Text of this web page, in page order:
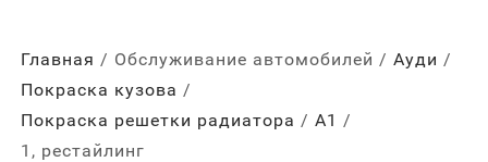
Главная Обслуживание автомобилей
Ауди
Покраска кузова
Покраска решетки радиатора
А1
1, рестайлинг